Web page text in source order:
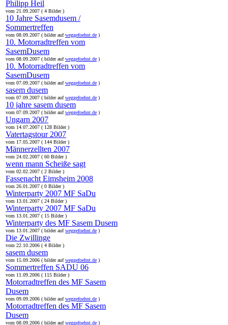
Philipp Heil
vom 21.09.2007 ( 4 Bilder )
10 Jahre Sasemdusem /
Sommertreffen
vom 08.09.2007 ( bilder aufweggefoehnt.de )
10. Motorradtreffen vom
SasemDusem
vom 08.09.2007 ( bilder aufweggefoehnt.de )
10. Motorradtreffen vom
SasemDusem
vom 07.09.2007 ( bilder aufweggefoehnt.de )
sasem dusem
vom 07.09.2007 ( bilder aufweggefoehnt.de )
10 jahre sasem dusem
vom 07.09.2007 ( bilder aufweggefoehnt.de )
Ungarn 2007
vom 14.07.2007 ( 128 Bilder )
Vatertagstour 2007
vom 17.05.2007 ( 144 Bilder )
Männerzellten 2007
vom 24.02.2007 ( 60 Bilder )
wenn mann Scheiße sagt
vom 02.02.2007 ( 2 Bilder )
Fassenacht Eimsheim 2008
vom 26.01.2007 ( 0 Bilder )
Winterparty 2007 MF SaDu
vom 13.01.2007 ( 24 Bilder )
Winterparty 2007 MF SaDu
vom 13.01.2007 ( 15 Bilder )
Winterparty des MF Sasem Dusem
vom 13.01.2007 ( bilder aufweggefoehnt.de )
Die Zwillinge
vom 22.10.2006 ( 4 Bilder )
sasem dusem
vom 15.09.2006 ( bilder aufweggefoehnt.de )
Sommertreffen SADU 06
vom 11.09.2006 ( 115 Bilder )
Motorradtreffen des MF Sasem
Dusem
vom 09.09.2006 ( bilder aufweggefoehnt.de )
Motorradtreffen des MF Sasem
Dusem
vom 08.09.2006 ( bilder aufweggefoehnt.de )